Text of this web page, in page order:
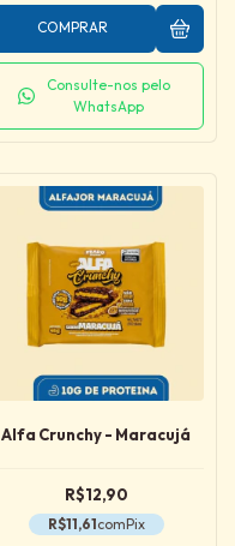
COMPRAR
Consulte-nos pelo
WhatsApp
Alfa Crunchy - Maracujá
R$12,90
R$11,61comPix